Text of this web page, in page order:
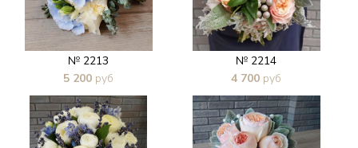
№ 2213
5 200 руб
В 1 клик
№ 2214
4 700 руб
В 1 клик